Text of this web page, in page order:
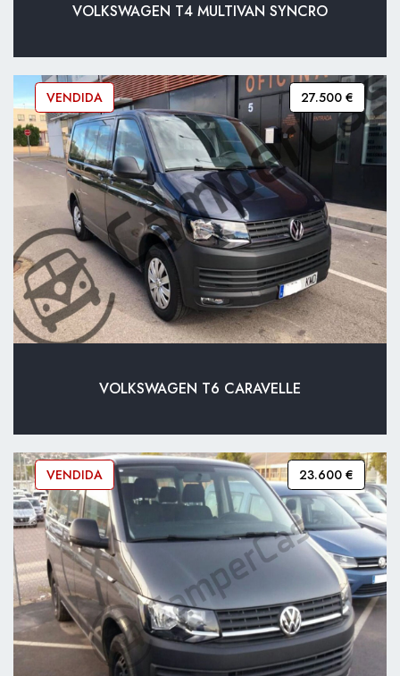
VOLKSWAGEN T4 MULTIVAN SYNCRO
VOLKSWAGEN T6 CARAVELLE
VENDIDA 27.500 €
VENDIDA 23.600 €